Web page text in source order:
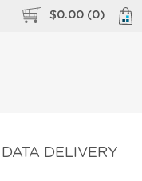
$0.00 (0)
DATA DELIVERY